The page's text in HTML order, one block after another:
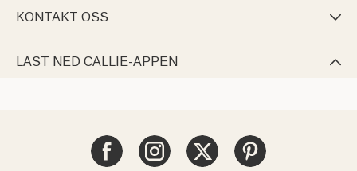
KONTAKT OSS 
LAST NED CALLIE-APPEN 